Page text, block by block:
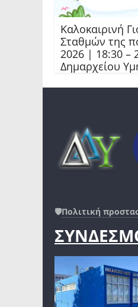
Καλοκαιρινή
Σταθμών της
2026 | 18:30 –
Δημαρχείου
🛡️Πολιτική